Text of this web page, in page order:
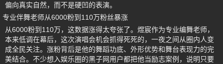
偏向真实自然，而不是硬凹的表演。
专业伴舞老师从6000粉到110万粉丝暴涨
从6000粉到110万，这数据涨得太夸张了。煜宸作为专业编舞老师，
本来低调在幕后，这次演唱会机会抓得死死的，一夜之间从圈内人变
成全民关注。涨粉背后是他的舞蹈功底、外形优势和舞台表现力的完
美结合。不少想入娱乐圈的黑子网用户都把他当励志案例，说明只要